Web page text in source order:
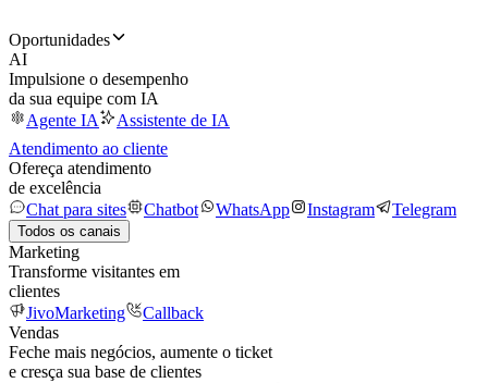
Oportunidades
AI
Impulsione o desempenho
da sua equipe com IA
Agente IA
Assistente de IA
Atendimento ao cliente
Ofereça atendimento
de excelência
Chat para sites
Chatbot WhatsApp Instagram Telegram
Todos os canais
Marketing
Transforme visitantes em
clientes
JivoMarketing
Callback
Vendas
Feche mais negócios, aumente o ticket
e cresça sua base de clientes